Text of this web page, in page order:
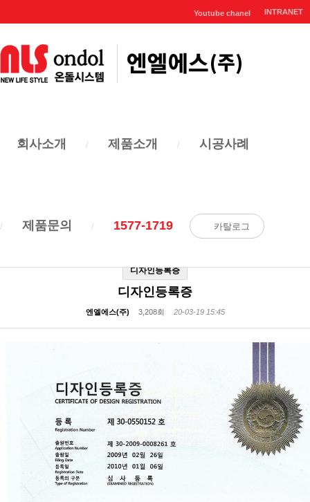
INTRANET
Youtube chanel
회사소개 제품소개 시공사례
제품문의 1577-1719 카탈로그
디자인등록증
디자인등록증
엔엘에스(주) 3,208회 20-03-19 15:45